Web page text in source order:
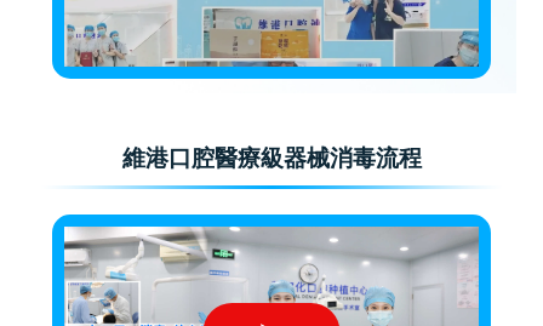
維港口腔醫療級器械消毒流程